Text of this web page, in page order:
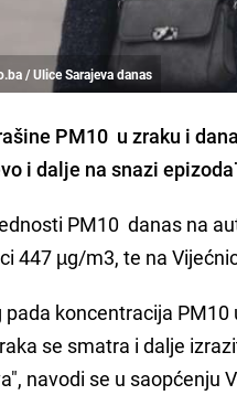
/ Ulice Sarajeva danas
PM10 u zraku i
i dalje na snazi
PM10 danas na
447 µg/m3, te na
koncentracija
se smatra i dalje
navodi se u saopćenju